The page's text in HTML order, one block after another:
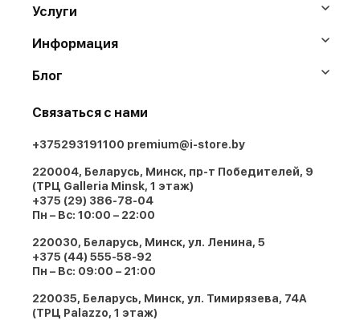
Услуги
Информация
Блог
Связаться с нами
+375293191100 premium@i-store.by
220004, Беларусь, Минск, пр-т Победителей, 9
(ТРЦ Galleria Minsk, 1 этаж)
+375 (29) 386-78-04
Пн – Вс: 10:00 – 22:00
220030, Беларусь, Минск, ул. Ленина, 5
+375 (44) 555-58-92
Пн – Вс: 09:00 – 21:00
220035, Беларусь, Минск, ул. Тимирязева, 74A
(ТРЦ Palazzo, 1 этаж)